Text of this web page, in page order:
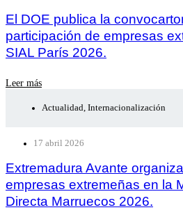
El DOE publica la
participación de empresas
SIAL París 2026.
Leer más
Actualidad, Internacionalización
17 abril 2026
Extremadura Avante
empresas extremeñas en la
Directa Marruecos 2026.